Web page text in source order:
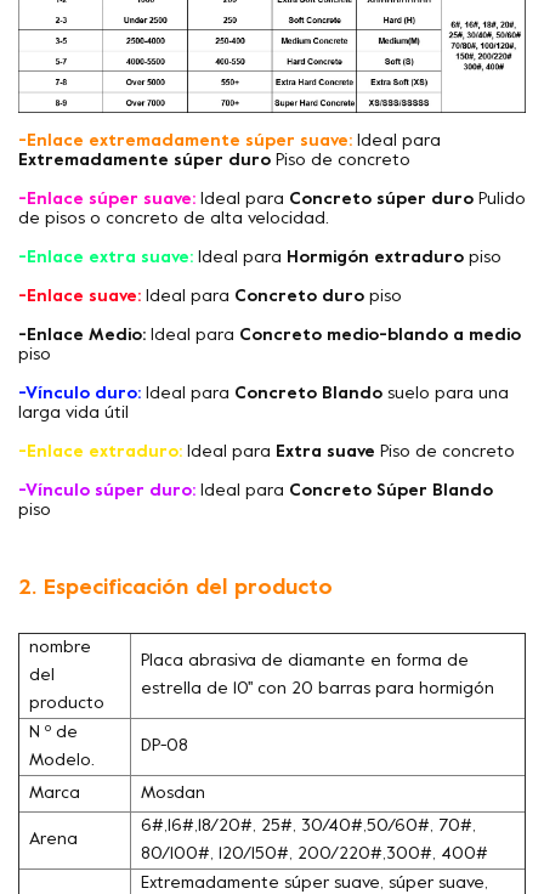
-Enlace extremadamente súper suave: Ideal para
Extremadamente súper duro Piso de concreto
-Enlace súper suave: Ideal para Concreto súper duro Pulido
de pisos o concreto de alta velocidad.
-Enlace extra suave: Ideal para Hormigón extraduro piso
-Enlace suave: Ideal para Concreto duro piso
-Enlace Medio: Ideal para Concreto medio-blando a medio
piso
-Vínculo duro: Ideal para Concreto Blando suelo para una
larga vida útil
-Enlace extraduro: Ideal para Extra suave Piso de concreto
-Vínculo súper duro: Ideal para Concreto Súper Blando
piso
2. Especificación del producto
nombre
del
producto
Placa abrasiva de diamante en forma de
estrella de 10'' con 20 barras para hormigón
N º de
Modelo.
DP-08
Marca Mosdan
Arena
6#,16#,18/20#, 25#, 30/40#,50/60#, 70#,
80/100#, 120/150#, 200/220#,300#, 400#
Extremadamente súper suave, súper suave,